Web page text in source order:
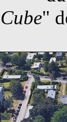
Cube"